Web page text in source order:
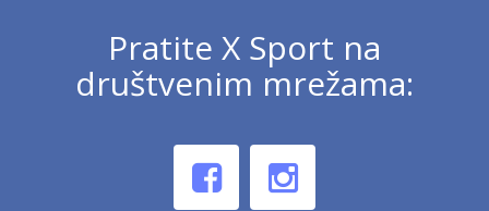
Pratite X Sport na
društvenim mrežama: